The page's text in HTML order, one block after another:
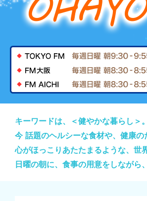
キーワードは、＜健やかな暮らし＞。
今 話題のヘルシーな食材や、健康
心がほっこりあたたまるような、世
日曜の朝に、食事の用意をしなが